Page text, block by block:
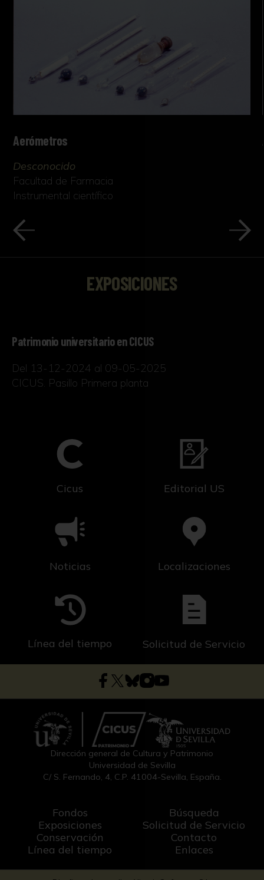
Aerómetros
Desconocido
Facultad de Farmacia
Instrumental científico
EXPOSICIONES
Patrimonio universitario en CICUS
Del 13-12-2024 al 09-05-2025
CICUS. Pasillo Primera planta
Cicus Editorial US
Noticias Localizaciones
Línea del tiempo Solicitud de Servicio
Dirección general de Cultura y Patrimonio
Universidad de Sevilla
C/ S. Fernando, 4, C.P. 41004-Sevilla, España.
Fondos
Exposiciones
Conservación
Línea del tiempo
Búsqueda
Solicitud de Servicio
Contacto
Enlaces